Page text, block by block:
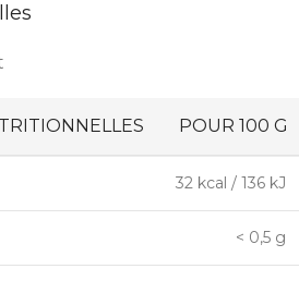
POUR 100 G
32 kcal / 136 kJ
< 0,5 g